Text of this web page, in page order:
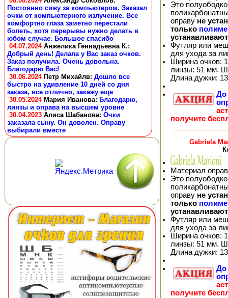
Постоянно сижу за компьютером. Заказал
очки от компьютерного излучение. Все
комфортно глаза заметно перестали
болеть, хотя перерывы нужно делать в
юбом случае. Большое спасибо
04.07.2024 Анжелика Геннадьевна К.:
Добрый день! Делала у Вас заказ очков.
Заказ получила. Очень довольна.
Благодарю Вас!
30.06.2024 Петр Михайлв: Дошло все
быстро на удивление 10 дней со дня
заказа, все отлично, закажу еще
30.05.2024 Мария Иванова: Благодарю,
линзы и оправа на высшем уровне
30.04.2023 Алиса Шабанова: Очки
заказала сыну. Он доволен. Оправу
выбирали вместе
Это
оправу не
только
Футляр или
для ухода за
Ширина очков:
линзы: 51 мм.
Длина дужки:
До
получите
Gabriela
Материал
Это
оправу не
только
Футляр или
для ухода за
Ширина очков:
линзы: 51 мм.
Длина дужки:
До
получите